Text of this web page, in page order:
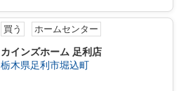
買う ホームセンター
カインズホーム 足利店
栃木県足利市堀込町